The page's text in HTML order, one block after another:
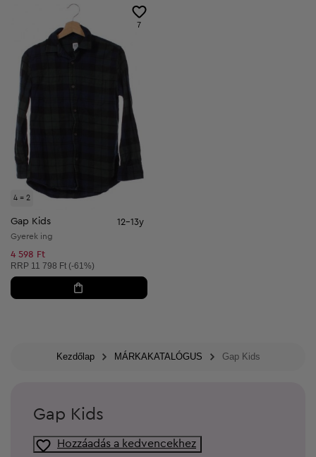
4 = 2
7
Gap Kids 12-13y
Gyerek ing
4 598 Ft
Ajánlott ár:
RRP 11 798 Ft (-61%)
Kezdőlap MÁRKAKATALÓGUS Gap Kids
Gap Kids
Hozzáadás a kedvencekhez